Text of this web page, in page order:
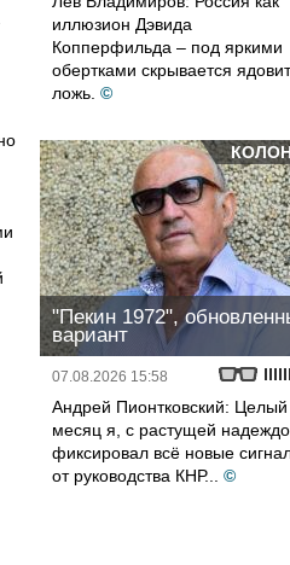
иллюзион Дэвида
Копперфильда – под яркими
обертками скрывается
ложь. ©
"Пекин 1972",
вариант
07.08.2026 15:58
Андрей Пионтковский: Целый
месяц я, с растущей
фиксировал всё новые
от руководства КНР...
©